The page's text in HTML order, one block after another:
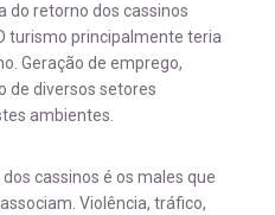
do retorno dos cassinos
turismo principalmente teria
Geração de emprego,
de diversos setores
ambientes.
cassinos é os males que
Violência, tráfico,